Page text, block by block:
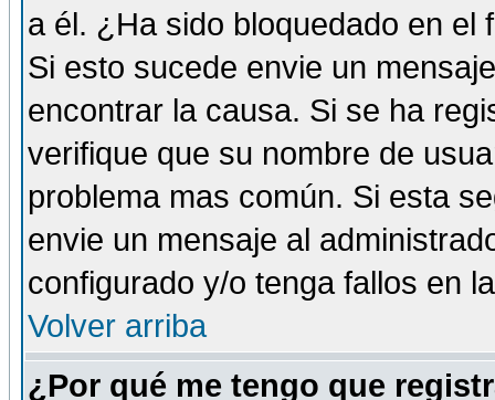
a él. ¿Ha sido bloquedado en
Si esto sucede envie un
encontrar la causa. Si se ha
verifique que su nombre de
problema mas común. Si esta
envie un mensaje al
configurado y/o tenga fallos en
Volver arriba
¿Por qué me tengo que